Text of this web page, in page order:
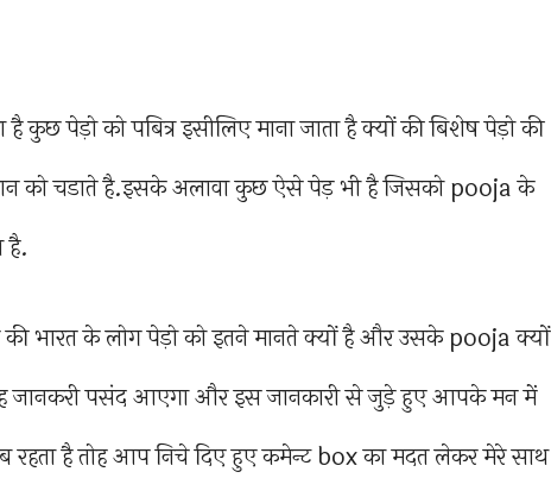
कुछ पेड़ो को पबित्र इसीलिए माना जाता है क्यों की बिशेष पेड़ो की
को चडाते है.इसके अलावा कुछ ऐसे पेड़ भी है जिसको pooja के
है.
की भारत के लोग पेड़ो को इतने मानते क्यों है और उसके pooja क्यों
जानकरी पसंद आएगा और इस जानकारी से जुड़े हुए आपके मन में
है तोह आप निचे दिए हुए कमेन्ट box का मदत लेकर मेरे साथ